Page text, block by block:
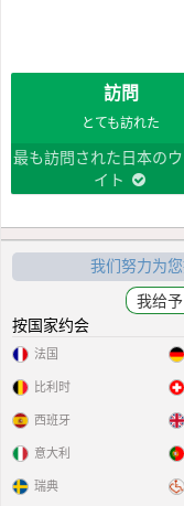
訪問
とても訪れた
最も訪問された日本の
イト
我们努力为
按国家约会
法国
比利时
西班牙
意大利
瑞典